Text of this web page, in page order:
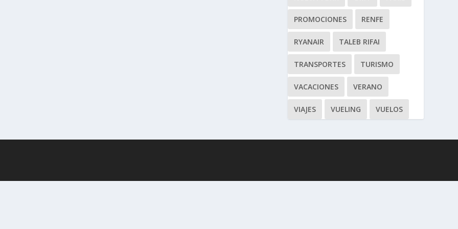
PROMOCIONES RENFE
RYANAIR TALEB RIFAI
TRANSPORTES TURISMO
VACACIONES VERANO
VIAJES VUELING VUELOS